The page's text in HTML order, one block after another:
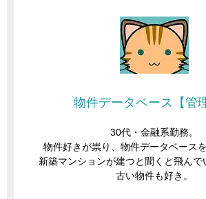
物件データベース【管
30代・金融系勤務。
物件好きが祟り、物件データベース
新築マンションが建つと聞くと飛んで
古い物件も好き。